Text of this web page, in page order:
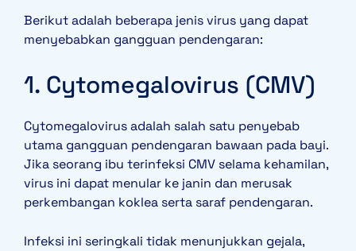
Berikut adalah beberapa jenis virus yang dapat
menyebabkan gangguan pendengaran:
1. Cytomegalovirus (CMV)
Cytomegalovirus adalah salah satu penyebab
utama gangguan pendengaran bawaan pada bayi.
Jika seorang ibu terinfeksi CMV selama kehamilan,
virus ini dapat menular ke janin dan merusak
perkembangan koklea serta saraf pendengaran.
Infeksi ini seringkali tidak menunjukkan gejala,